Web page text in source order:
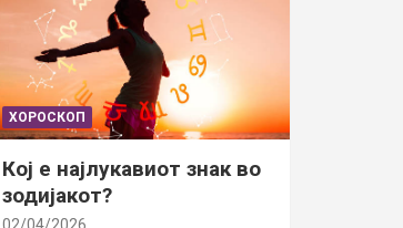
ХОРОСКОП
Кој е најлукавиот знак во
зодијакот?